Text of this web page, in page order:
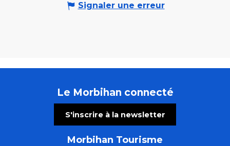
Signaler une erreur
Le Morbihan connecté
S'inscrire à la newsletter
Morbihan Tourisme